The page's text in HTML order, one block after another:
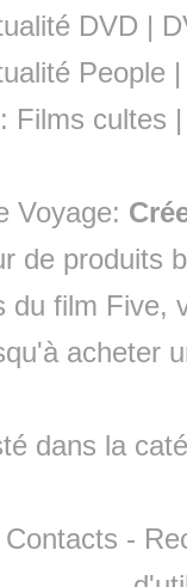
DVD |
People
: Films cultes
Voyage:
de produits
du film Five,
acheter
dans la
Contacts -